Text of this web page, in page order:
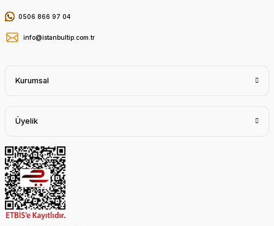
0506 866 97 04
info@istanbultip.com.tr
Kurumsal
Üyelik